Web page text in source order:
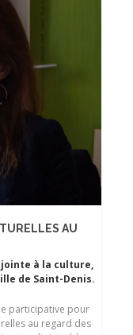
AU
à la culture,
de Saint-Denis.
participative pour
au regard des